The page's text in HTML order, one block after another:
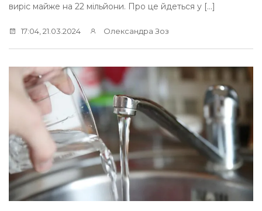
виріс майже на 22 мільйони. Про це йдеться у […]
17:04, 21.03.2024 Олександра Зоз